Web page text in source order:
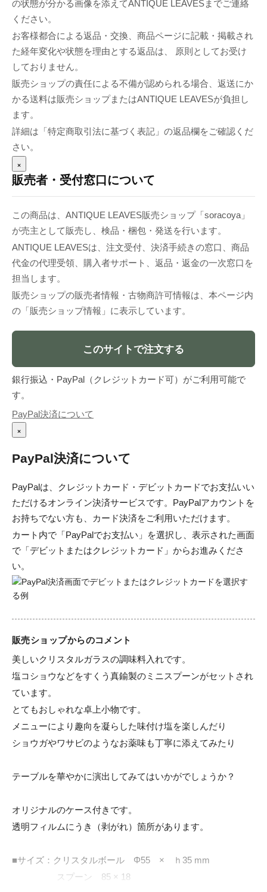
の状態が分かる画像を添えてANTIQUE LEAVESまでご連絡
ください。
お客様都合による返品・交換、商品ページに記載・掲載され
た経年変化や状態を理由とする返品は、 原則としてお受け
しておりません。
販売ショップの責任による不備が認められる場合、返送にか
かる送料は販売ショップまたはANTIQUE LEAVESが負担し
ます。
詳細は「特定商取引法に基づく表記」の返品欄をご確認くだ
さい。
×
販売者・受付窓口について
この商品は、ANTIQUE LEAVES販売ショップ「soracoya」
が売主として販売し、検品・梱包・発送を行います。
ANTIQUE LEAVESは、注文受付、決済手続きの窓口、商品
代金の代理受領、購入者サポート、返品・返金の一次窓口を
担当します。
販売ショップの販売者情報・古物商許可情報は、本ページ内
の「販売ショップ情報」に表示しています。
このサイトで注文する
銀行振込・PayPal（クレジットカード可）がご利用可能で
す。
PayPal決済について
×
PayPal決済について
PayPalは、クレジットカード・デビットカードでお支払いい
ただけるオンライン決済サービスです。PayPalアカウントを
お持ちでない方も、カード決済をご利用いただけます。
カート内で「PayPalでお支払い」を選択し、表示された画面
で「デビットまたはクレジットカード」からお進みくださ
い。
販売ショップからのコメント
美しいクリスタルガラスの調味料入れです。
塩コショウなどをすくう真鍮製のミニスプーンがセットされ
ています。
とてもおしゃれな卓上小物です。
メニューにより趣向を凝らした味付け塩を楽しんだり
ショウガやワサビのようなお薬味も丁寧に添えてみたり
テーブルを華やかに演出してみてはいかがでしょうか？
オリジナルのケース付きです。
透明フィルムにうき（剥がれ）箇所があります。
■サイズ：クリスタルボール　Φ55　×　ｈ35 mm
スプーン　85 × 18